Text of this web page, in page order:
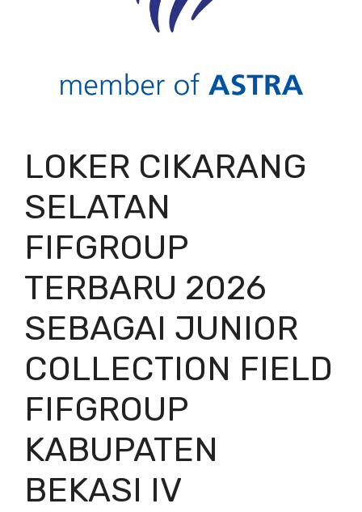
LOKER CIKARANG
SELATAN
FIFGROUP
TERBARU 2026
SEBAGAI JUNIOR
COLLECTION FIELD
FIFGROUP
KABUPATEN
BEKASI IV